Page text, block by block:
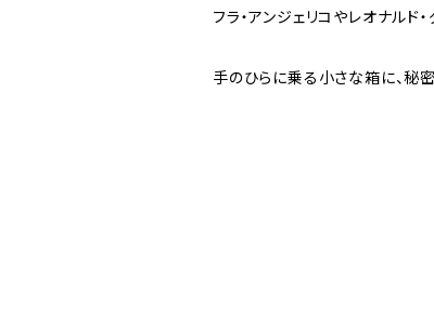
フラ・アンジェリコやレオナル
手のひらに乗る小さな箱に、秘